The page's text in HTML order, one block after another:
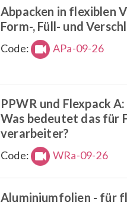
Abpacken in flexiblen
Form-, Füll- und
Code: APa-09-26
PPWR und Flexpack
Was bedeutet das für
verarbeiter?
Code: WRa-09-26
Aluminiumfolien - für